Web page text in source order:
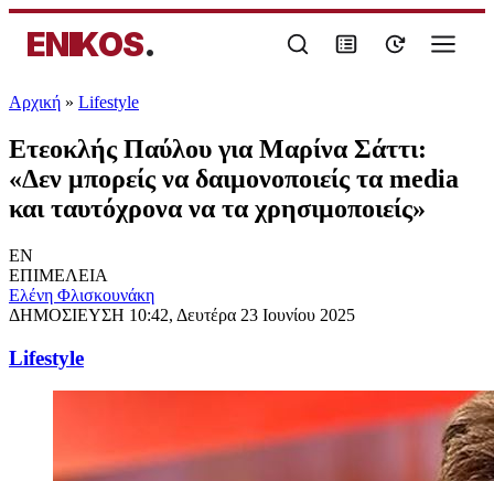
ENIKOS.
Αρχική » Lifestyle
Ετεοκλής Παύλου για Μαρίνα Σάττι:
«Δεν μπορείς να δαιμονοποιείς τα media
και ταυτόχρονα να τα χρησιμοποιείς»
EN
ΕΠΙΜΕΛΕΙΑ
Ελένη Φλισκουνάκη
ΔΗΜΟΣΙΕΥΣΗ 10:42, Δευτέρα 23 Ιουνίου 2025
Lifestyle